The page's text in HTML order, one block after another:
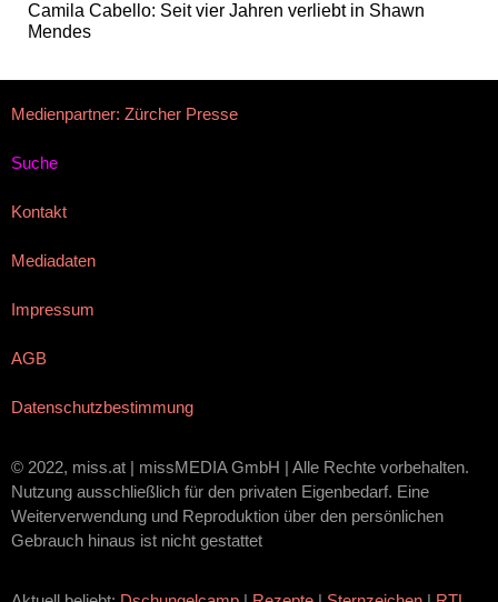
Camila Cabello: Seit vier Jahren verliebt in Shawn
Mendes
Medienpartner: Zürcher Presse
Suche
Kontakt
Mediadaten
Impressum
AGB
Datenschutzbestimmung
© 2022, miss.at | missMEDIA GmbH | Alle Rechte vorbehalten.
Nutzung ausschließlich für den privaten Eigenbedarf. Eine
Weiterverwendung und Reproduktion über den persönlichen
Gebrauch hinaus ist nicht gestattet